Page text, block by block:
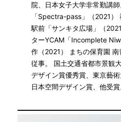
院、日本女子大学非常勤講
「Spectra-pass」（2021）
駅前「サンキタ広場」（
ターYCAM「Incomplete
作（2021） まちの保育園
従事。 国土交通省都市景観
デザイン賞優秀賞、東京藝術
日本空間デザイン賞、他受賞